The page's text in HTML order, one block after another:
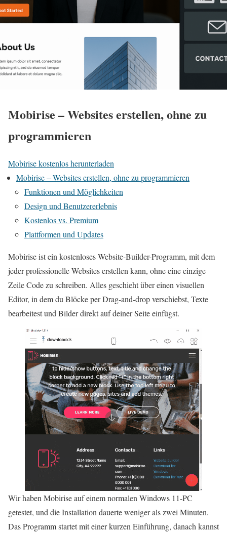
Mobirise – Websites erstellen, ohne zu
programmieren
Mobirise kostenlos herunterladen
Mobirise – Websites erstellen, ohne zu programmieren
Funktionen und Möglichkeiten
Design und Benutzererlebnis
Kostenlos vs. Premium
Plattformen und Updates
Mobirise ist ein kostenloses Website-Builder-Programm, mit dem
jeder professionelle Websites erstellen kann, ohne eine einzige
Zeile Code zu schreiben. Alles geschieht über einen visuellen
Editor, in dem du Blöcke per Drag-and-drop verschiebst, Texte
bearbeitest und Bilder direkt auf deiner Seite einfügst.
Wir haben Mobirise auf einem normalen Windows 11-PC
getestet, und die Installation dauerte weniger als zwei Minuten.
Das Programm startet mit einer kurzen Einführung, danach kannst